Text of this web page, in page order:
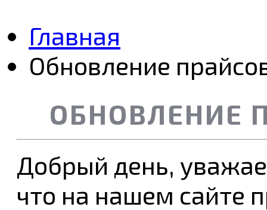
Главная
Обновление
ОБНОВЛЕНИЕ
Добрый день,
что на нашем сайте